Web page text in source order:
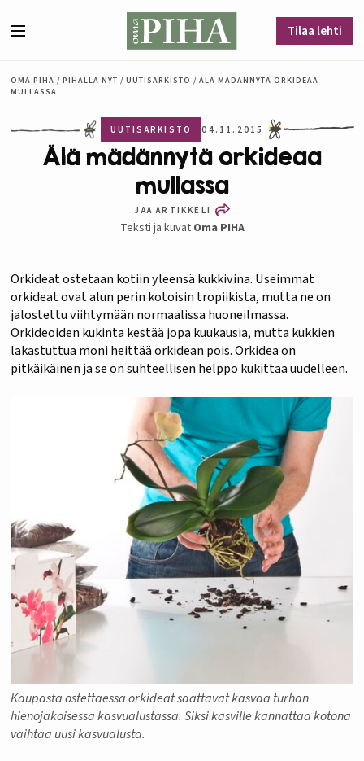
Tilaa lehti
OMA PIHA / PIHALLA NYT / UUTISARKISTO / ÄLÄ MÄDÄNNYTÄ ORKIDEAA
MULLASSA
UUTISARKISTO 04.11.2015
Älä mädännytä orkideaa
mullassa
JAA ARTIKKELI
Teksti ja kuvat Oma PIHA
Orkideat ostetaan kotiin yleensä kukkivina. Useimmat
orkideat ovat alun perin kotoisin tropiikista, mutta ne on
jalostettu viihtymään normaalissa huoneilmassa.
Orkideoiden kukinta kestää jopa kuukausia, mutta kukkien
lakastuttua moni heittää orkidean pois. Orkidea on
pitkäikäinen ja se on suhteellisen helppo kukittaa uudelleen.
Kaupasta ostettaessa orkideat saattavat kasvaa turhan
hienojakoisessa kasvualustassa. Siksi kasville kannattaa kotona
vaihtaa uusi kasvualusta.